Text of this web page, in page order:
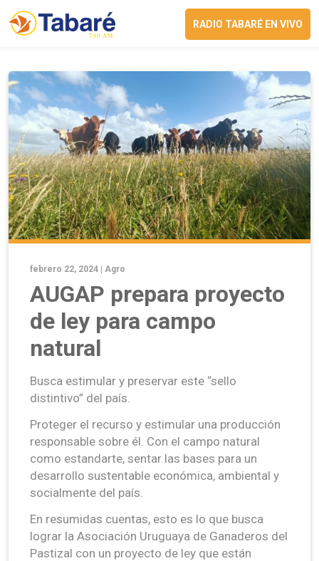
RADIO TABARÉ EN VIVO
febrero 22, 2024 | Agro
AUGAP prepara proyecto
de ley para campo
natural
Busca estimular y preservar este “sello
distintivo” del país.
Proteger el recurso y estimular una producción
responsable sobre él. Con el campo natural
como estandarte, sentar las bases para un
desarrollo sustentable económica, ambiental y
socialmente del país.
En resumidas cuentas, esto es lo que busca
lograr la Asociación Uruguaya de Ganaderos del
Pastizal con un proyecto de ley que están